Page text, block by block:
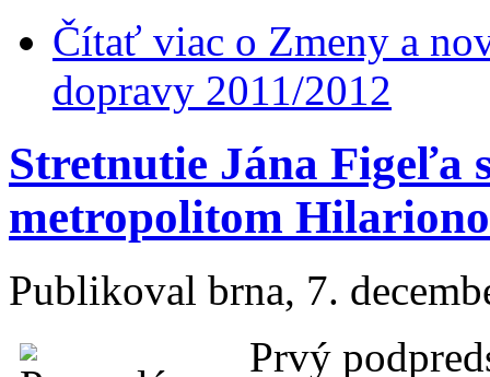
Čítať viac o Zmeny a
dopravy 2011/2012
Stretnutie Jána Figeľa
metropolitom
Publikoval brna, 7.
Prvý